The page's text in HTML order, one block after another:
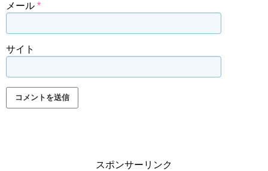
メール *
サイト
スポンサーリンク